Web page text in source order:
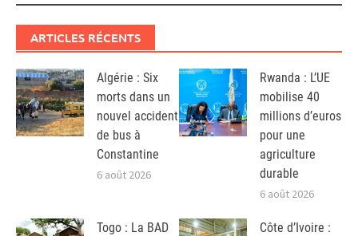
ARTICLES RÉCENTS
Algérie : Six
morts dans un
nouvel accident
de bus à
Constantine
6 août 2026
Rwanda : L’UE
mobilise 40
millions d’euros
pour une
agriculture
durable
6 août 2026
Togo : La BAD
Côte d’Ivoire :